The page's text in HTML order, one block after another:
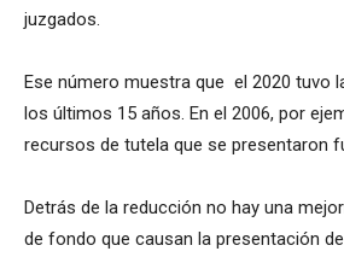
juzgados.
Ese número muestra que el 2020 tuvo
los últimos 15 años. En el 2006, por
recursos de tutela que se presentaron
Detrás de la reducción no hay una
de fondo que causan la presentación